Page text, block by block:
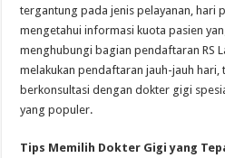
tergantung pada jenis pelayanan, hari
mengetahui informasi kuota pasien
menghubungi bagian pendaftaran RS
melakukan pendaftaran jauh-jauh hari,
berkonsultasi dengan dokter gigi
yang populer.
Tips Memilih Dokter Gigi yang